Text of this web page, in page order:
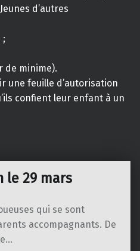
d’autres
;
de minime).
une feuille d’autorisation
confient leur enfant à un
le 29 mars
qui se sont
accompagnants. De